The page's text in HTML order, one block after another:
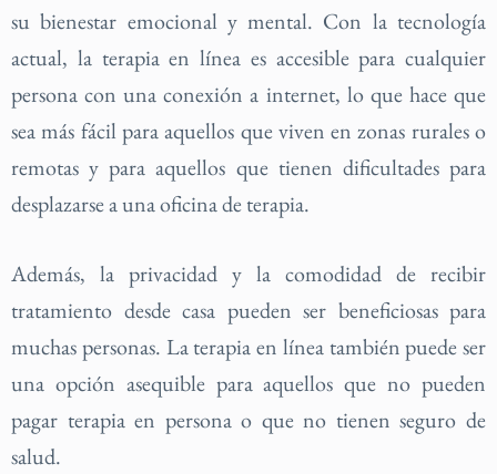
su bienestar emocional y mental. Con la tecnología
actual, la terapia en línea es accesible para cualquier
persona con una conexión a internet, lo que hace que
sea más fácil para aquellos que viven en zonas rurales o
remotas y para aquellos que tienen dificultades para
desplazarse a una oficina de terapia.
Además, la privacidad y la comodidad de recibir
tratamiento desde casa pueden ser beneficiosas para
muchas personas. La terapia en línea también puede ser
una opción asequible para aquellos que no pueden
pagar terapia en persona o que no tienen seguro de
salud.